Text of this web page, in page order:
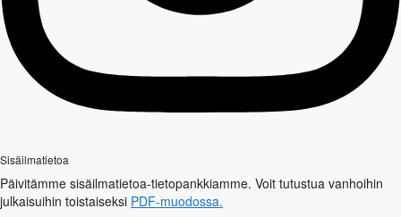
Sisäilmatietoa
Päivitämme sisäilmatietoa-tietopankkiamme. Voit tutustua vanhoihin
julkaisuihin toistaiseksi PDF-muodossa.